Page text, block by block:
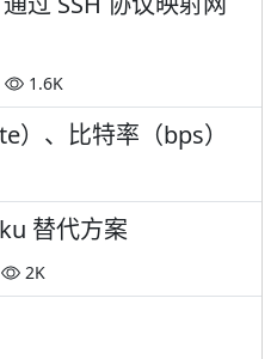
1.6K
）、比特率（bps）
替代方案
2K